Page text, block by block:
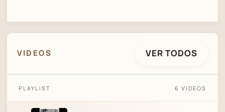
VIDEOS VER TODOS
TOP TRACKS - ROSITA QUIROGA
PLAYLIST 6 VIDEOS